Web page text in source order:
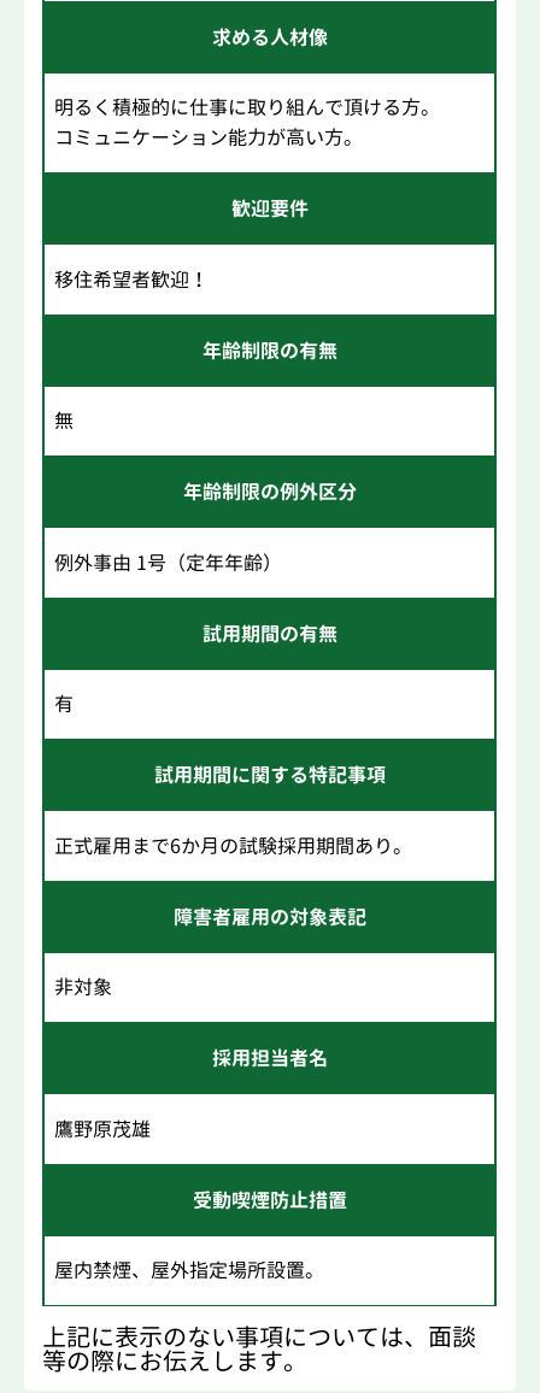
求める人材像
明るく積極的に仕事に取り組んで頂ける方。
コミュニケーション能力が高い方。
歓迎要件
移住希望者歓迎！
年齢制限の有無
無
年齢制限の例外区分
例外事由 1号（定年年齢）
試用期間の有無
有
試用期間に関する特記事項
正式雇用まで6か月の試験採用期間あり。
障害者雇用の対象表記
非対象
採用担当者名
鷹野原茂雄
受動喫煙防止措置
屋内禁煙、屋外指定場所設置。
上記に表示のない事項については、面談
等の際にお伝えします。